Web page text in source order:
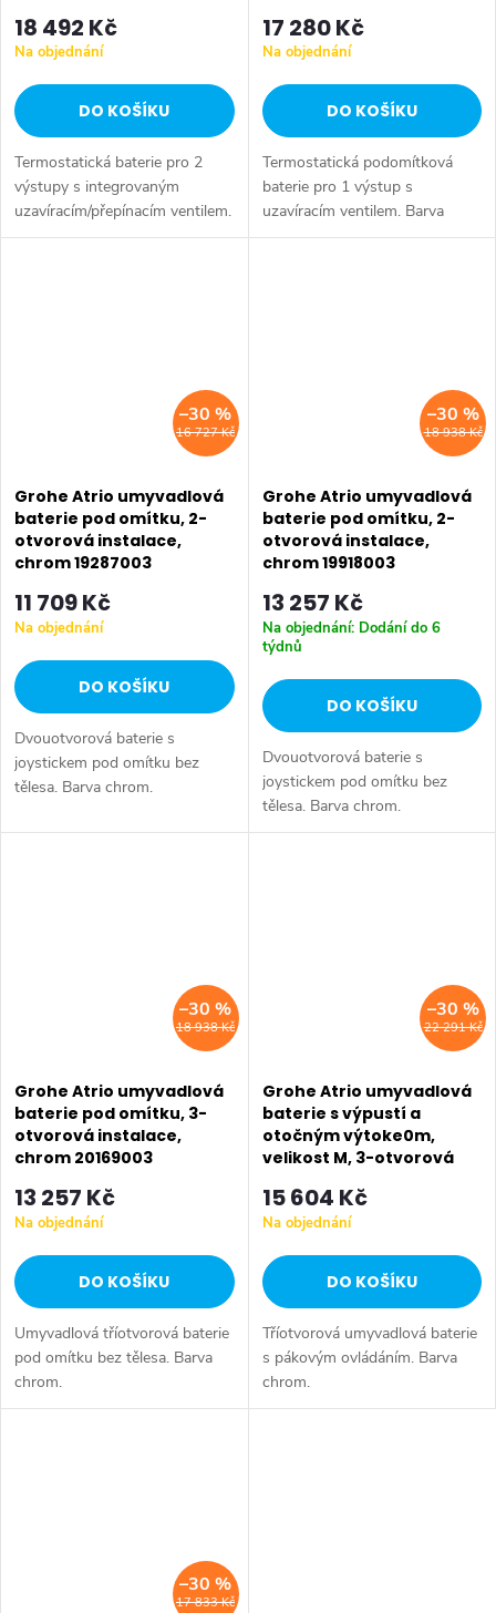
18 492 Kč
Na objednání
DO KOŠÍKU
Termostatická baterie pro 2
výstupy s integrovaným
uzavíracím/přepínacím ventilem.
Barva chrom.
17 280 Kč
Na objednání
DO KOŠÍKU
Termostatická podomítková
baterie pro 1 výstup s
uzavíracím ventilem. Barva
chrom.
16 727 Kč
–30 %
Grohe Atrio umyvadlová
baterie pod omítku, 2-
otvorová instalace,
chrom 19287003
11 709 Kč
Na objednání
DO KOŠÍKU
Dvouotvorová baterie s
joystickem pod omítku bez
tělesa. Barva chrom.
18 938 Kč
–30 %
Grohe Atrio umyvadlová
baterie pod omítku, 2-
otvorová instalace,
chrom 19918003
13 257 Kč
Na objednání: Dodání do 6
týdnů
DO KOŠÍKU
Dvouotvorová baterie s
joystickem pod omítku bez
tělesa. Barva chrom.
18 938 Kč
–30 %
Grohe Atrio umyvadlová
baterie pod omítku, 3-
otvorová instalace,
chrom 20169003
13 257 Kč
Na objednání
DO KOŠÍKU
Umyvadlová tříotvorová baterie
pod omítku bez tělesa. Barva
chrom.
22 291 Kč
–30 %
Grohe Atrio umyvadlová
baterie s výpustí a
otočným výtoke0m,
velikost M, 3-otvorová
20009003
15 604 Kč
Na objednání
DO KOŠÍKU
Tříotvorová umyvadlová baterie
s pákovým ovládáním. Barva
chrom.
17 833 Kč
–30 %